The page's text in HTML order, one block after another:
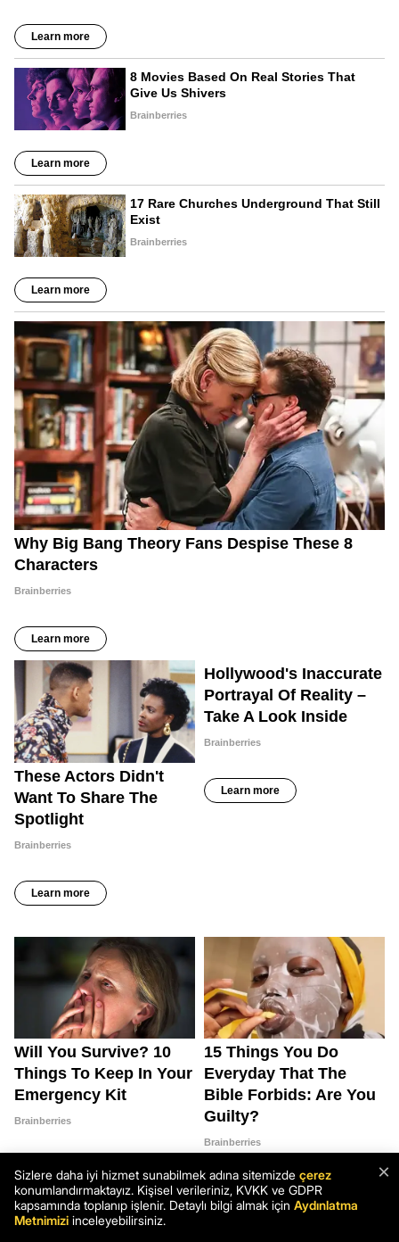
×
Sizlere daha iyi hizmet sunabilmek adına sitemizde çerez
konumlandırmaktayız. Kişisel verileriniz, KVKK ve GDPR
kapsamında toplanıp işlenir. Detaylı bilgi almak için Aydınlatma
Metnimizi inceleyebilirsiniz.